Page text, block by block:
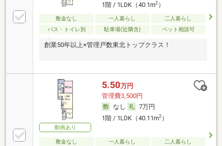
1階 / 1LDK（40.1m2）
敷金なし 一人暮らし
二人暮らし
バス・トイレ別
駐車場(近隣含) ペット相談可
創業50年以上×管理戸数東北トップクラス！
動画あり
5.50万円
管理費3,500円
なし
7万円
1階 / 1LDK（40.11m2）
敷金なし 一人暮らし
二人暮らし